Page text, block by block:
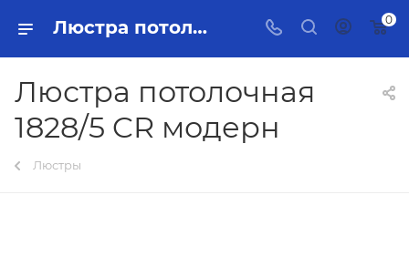
Люстра потолочная 1828/5 CR модерн Тольятти - купить в интернет-магазине, каталог с ценами и характеристиками 0
Люстра потолочная
1828/5 CR модерн
Люстры